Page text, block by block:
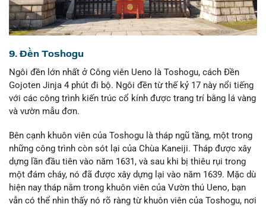
9. Đền Toshogu
Ngôi đền lớn nhất ở Công viên Ueno là Toshogu, cách Đền
Gojoten Jinja 4 phút đi bộ. Ngôi đền từ thế kỷ 17 này nổi tiếng
với các công trình kiến trúc cổ kính được trang trí bằng lá vàng
và vườn mẫu đơn.
Bên cạnh khuôn viên của Toshogu là tháp ngũ tầng, một trong
những công trình còn sót lại của Chùa Kaneiji. Tháp được xây
dựng lần đầu tiên vào năm 1631, và sau khi bị thiêu rụi trong
một đám cháy, nó đã được xây dựng lại vào năm 1639. Mặc dù
hiện nay tháp nằm trong khuôn viên của Vườn thú Ueno, bạn
vẫn có thể nhìn thấy nó rõ ràng từ khuôn viên của Toshogu, nơi